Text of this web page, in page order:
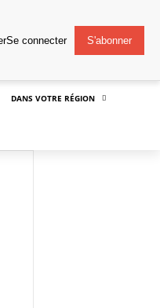
Se connecter S'abonner
DANS VOTRE RÉGION